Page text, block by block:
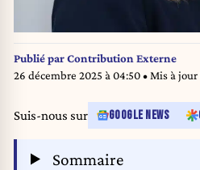
Publié parContribution Externe
26 décembre 2025 à 04:50• Mis à jour
Suis-nous sur GOOGLE NEWS
Sommaire